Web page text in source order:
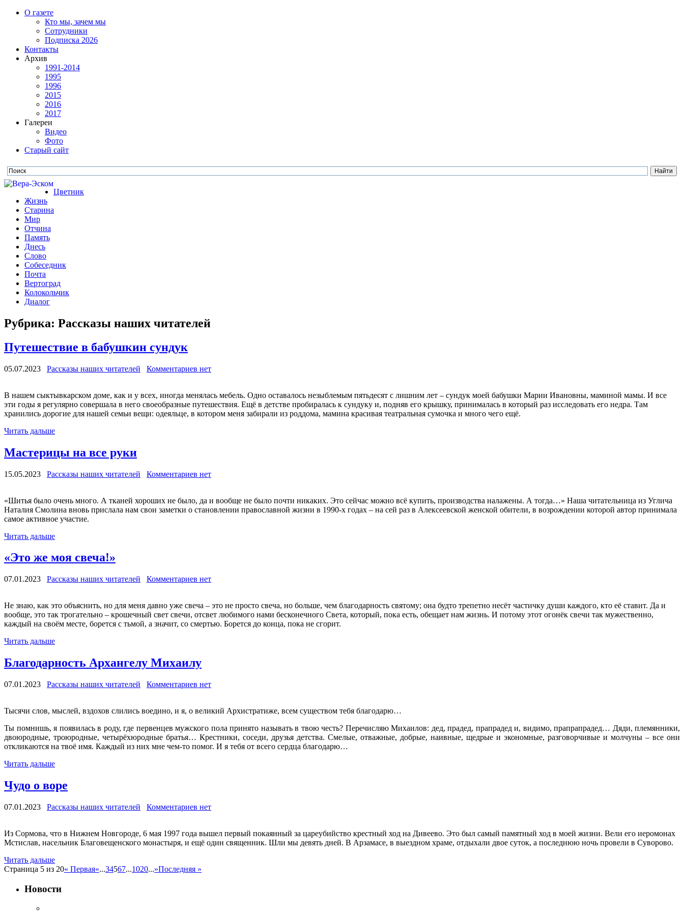
О газете
Кто мы, зачем мы
Сотрудники
Подписка 2026
Контакты
Архив
1991-2014
1995
1996
2015
2016
2017
Галереи
Видео
Фото
Старый сайт
Цветник
Жизнь
Старина
Мир
Отчина
Память
Днесь
Слово
Собеседник
Почта
Вертоград
Колокольчик
Диалог
Рубрика: Рассказы наших читателей
Путешествие в бабушкин сундук
05.07.2023 Рассказы наших читателей Комментариев нет
В нашем сыктывкарском доме, как и у всех, иногда менялась мебель. Одно оставалось незыблемым пятьдесят с лишним лет – сундук моей бабушки Марии Ивановны, маминой мамы. И все
эти годы я регулярно совершала в него своеобразные путешествия. Ещё в детстве пробиралась к сундуку и, подняв его крышку, принималась в который раз исследовать его недра. Там
хранились дорогие для нашей семьи вещи: одеяльце, в котором меня забирали из роддома, мамина красивая театральная сумочка и много чего ещё.
Читать дальше
Мастерицы на все руки
15.05.2023 Рассказы наших читателей Комментариев нет
«Шитья было очень много. А тканей хороших не было, да и вообще не было почти никаких. Это сейчас можно всё купить, производства налажены. А тогда…» Наша читательница из Углича
Наталия Смолина вновь прислала нам свои заметки о становлении православной жизни в 1990-х годах – на сей раз в Алексеевской женской обители, в возрождении которой автор принимала
самое активное участие.
Читать дальше
«Это же моя свеча!»
07.01.2023 Рассказы наших читателей Комментариев нет
Не знаю, как это объяснить, но для меня давно уже свеча – это не просто свеча, но больше, чем благодарность святому; она будто трепетно несёт частичку души каждого, кто её ставит. Да и
вообще, это так трогательно – крошечный свет свечи, отсвет любимого нами бесконечного Света, который, пока есть, обещает нам жизнь. И потому этот огонёк свечи так мужественно,
каждый на своём месте, борется с тьмой, а значит, со смертью. Борется до конца, пока не сгорит.
Читать дальше
Благодарность Архангелу Михаилу
07.01.2023 Рассказы наших читателей Комментариев нет
Тысячи слов, мыслей, вздохов слились воедино, и я, о великий Архистратиже, всем существом тебя благодарю…
Ты помнишь, я появилась в роду, где первенцев мужского пола принято называть в твою честь? Перечисляю Михаилов: дед, прадед, прапрадед и, видимо, прапрапрадед… Дяди, племянники,
двоюродные, троюродные, четырёхюродные братья… Крестники, соседи, друзья детства. Смелые, отважные, добрые, наивные, щедрые и экономные, разговорчивые и молчуны – все они
откликаются на твоё имя. Каждый из них мне чем-то помог. И я тебя от всего сердца благодарю…
Читать дальше
Чудо о воре
07.01.2023 Рассказы наших читателей Комментариев нет
Из Сормова, что в Нижнем Новгороде, 6 мая 1997 года вышел первый покаянный за цареубийство крестный ход на Дивеево. Это был самый памятный ход в моей жизни. Вели его иеромонах
Мстислав, насельник Благовещенского монастыря, и ещё один священник. Шли мы девять дней. В Арзамасе, в выездном храме, отдыхали двое суток, а последнюю ночь провели в Суворово.
Читать дальше
Страница 5 из 20« Первая«...34567...1020...»Последняя »
Новости